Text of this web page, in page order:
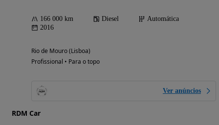
166 000 km Diesel
Automática
2016
Rio de Mouro (Lisboa)
Profissional • Para o topo
Ver anúncios
RDM Car